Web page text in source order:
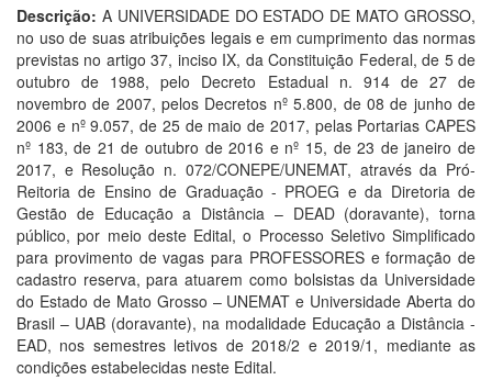
Descrição: A UNIVERSIDADE DO ESTADO DE MATO GROSSO,
no uso de suas atribuições legais e em cumprimento das normas
previstas no artigo 37, inciso IX, da Constituição Federal, de 5 de
outubro de 1988, pelo Decreto Estadual n. 914 de 27 de
novembro de 2007, pelos Decretos nº 5.800, de 08 de junho de
2006 e nº 9.057, de 25 de maio de 2017, pelas Portarias CAPES
nº 183, de 21 de outubro de 2016 e nº 15, de 23 de janeiro de
2017, e Resolução n. 072/CONEPE/UNEMAT, através da Pró-
Reitoria de Ensino de Graduação - PROEG e da Diretoria de
Gestão de Educação a Distância – DEAD (doravante), torna
público, por meio deste Edital, o Processo Seletivo Simplificado
para provimento de vagas para PROFESSORES e formação de
cadastro reserva, para atuarem como bolsistas da Universidade
do Estado de Mato Grosso – UNEMAT e Universidade Aberta do
Brasil – UAB (doravante), na modalidade Educação a Distância -
EAD, nos semestres letivos de 2018/2 e 2019/1, mediante as
condições estabelecidas neste Edital.